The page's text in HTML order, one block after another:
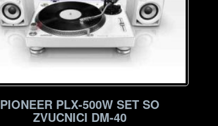
PIONEER PLX-500W SET SO
ZVUCNICI DM-40